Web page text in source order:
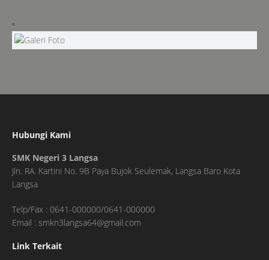
Hubungi Kami
SMK Negeri 3 Langsa
Jln. RA. Kartini No. 9B Paya Bujok Seulemak, Langsa Baro Kota
Langsa
Telp/Fax : 0641-000000/0641-000000
Email : smkn3langsa64@gmail.com
Link Terkait